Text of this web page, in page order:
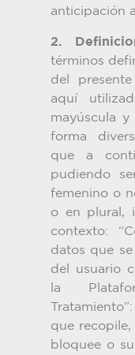
anticipación
2.
términos
del
aquí
mayúscula
forma
que a
pudiendo
femenino o
o en plural,
contexto:
datos que
del usuario
la
que recopile,
bloquee o